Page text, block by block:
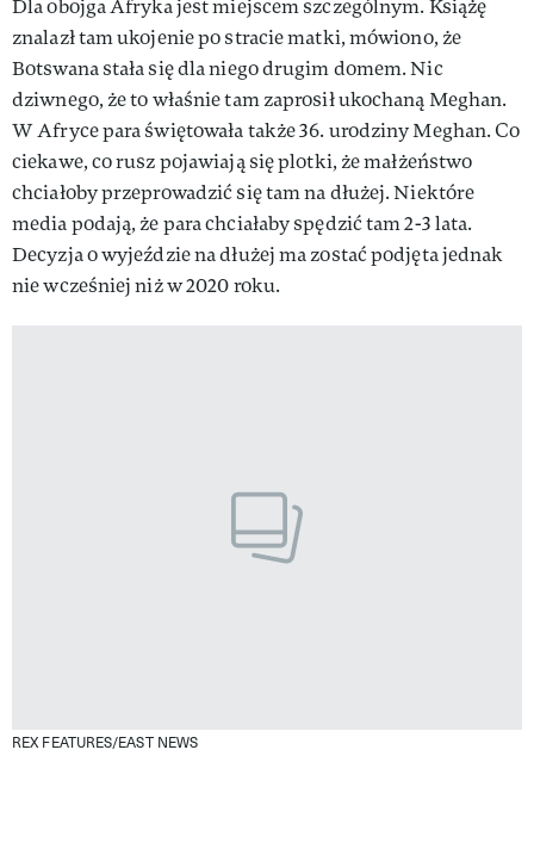
Dla obojga Afryka jest miejscem szczególnym. Książę
znalazł tam ukojenie po stracie matki, mówiono, że
Botswana stała się dla niego drugim domem. Nic
dziwnego, że to właśnie tam zaprosił ukochaną Meghan.
W Afryce para świętowała także 36. urodziny Meghan. Co
ciekawe, co rusz pojawiają się plotki, że małżeństwo
chciałoby przeprowadzić się tam na dłużej. Niektóre
media podają, że para chciałaby spędzić tam 2-3 lata.
Decyzja o wyjeździe na dłużej ma zostać podjęta jednak
nie wcześniej niż w 2020 roku.
REX FEATURES/EAST NEWS